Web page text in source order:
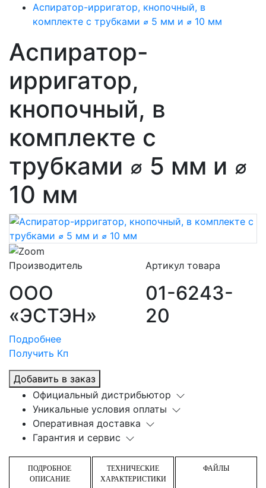
Аспиратор-ирригатор, кнопочный, в
комплекте с трубками ⌀ 5 мм и ⌀ 10 мм
Аспиратор-
ирригатор,
кнопочный, в
комплекте с
трубками ⌀ 5 мм и ⌀
10 мм
Производитель
ООО
«ЭСТЭН»
Артикул товара
01-6243-
20
Подробнее
Получить Кп
Добавить в заказ
Официальный дистрибьютор
Уникальные условия оплаты
Оперативная доставка
Гарантия и сервис
ПОДРОБНОЕ
ОПИСАНИЕ
ТЕХНИЧЕСКИЕ
ХАРАКТЕРИСТИКИ
ФАЙЛЫ